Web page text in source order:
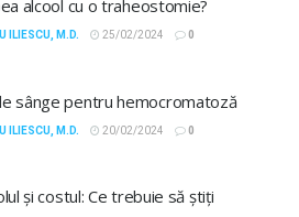
alcool cu ​​o traheostomie?
ILIESCU, M.D. 25/02/2024 0
sânge pentru hemocromatoză
ILIESCU, M.D. 20/02/2024 0
și costul: Ce trebuie să știți